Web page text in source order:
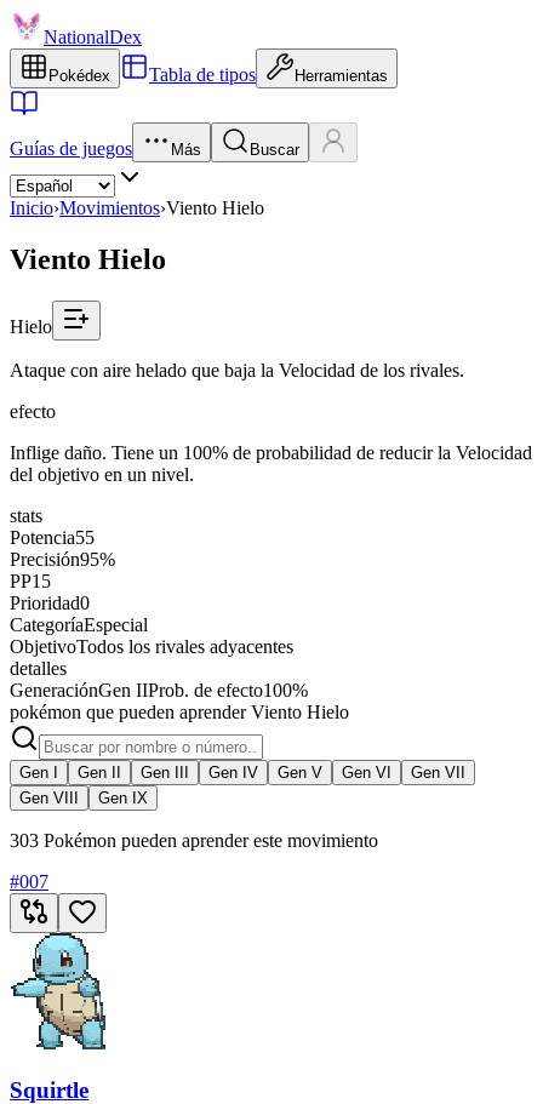
NationalDex
Pokédex Tabla de tipos Herramientas
Guías de juegos Más Buscar
Inicio›Movimientos›Viento Hielo
Viento Hielo
Hielo
Ataque con aire helado que baja la Velocidad de los rivales.
efecto
Inflige daño. Tiene un 100% de probabilidad de reducir la Velocidad
del objetivo en un nivel.
stats
Potencia55
Precisión95%
PP15
Prioridad0
CategoríaEspecial
ObjetivoTodos los rivales adyacentes
detalles
GeneraciónGen IIProb. de efecto100%
pokémon que pueden aprender Viento Hielo
Gen I Gen II Gen III Gen IV Gen V Gen VI
Gen VII
Gen VIII
Gen IX
303 Pokémon pueden aprender este movimiento
#007
Squirtle